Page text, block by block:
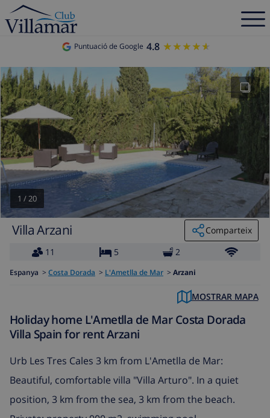
Puntuació de Google 4.8 ★★★★★
★★★★★
1 /20
Villa Arzani
Comparteix
11
5 2
Espanya > Costa Dorada > L'Ametlla de Mar > Arzani
MOSTRAR MAPA
Holiday home L'Ametlla de Mar Costa Dorada
Villa Spain for rent Arzani
Urb Les Tres Cales 3 km from L'Ametlla de Mar:
Beautiful, comfortable villa "Villa Arturo". In a quiet
position, 3 km from the sea, 3 km from the beach.